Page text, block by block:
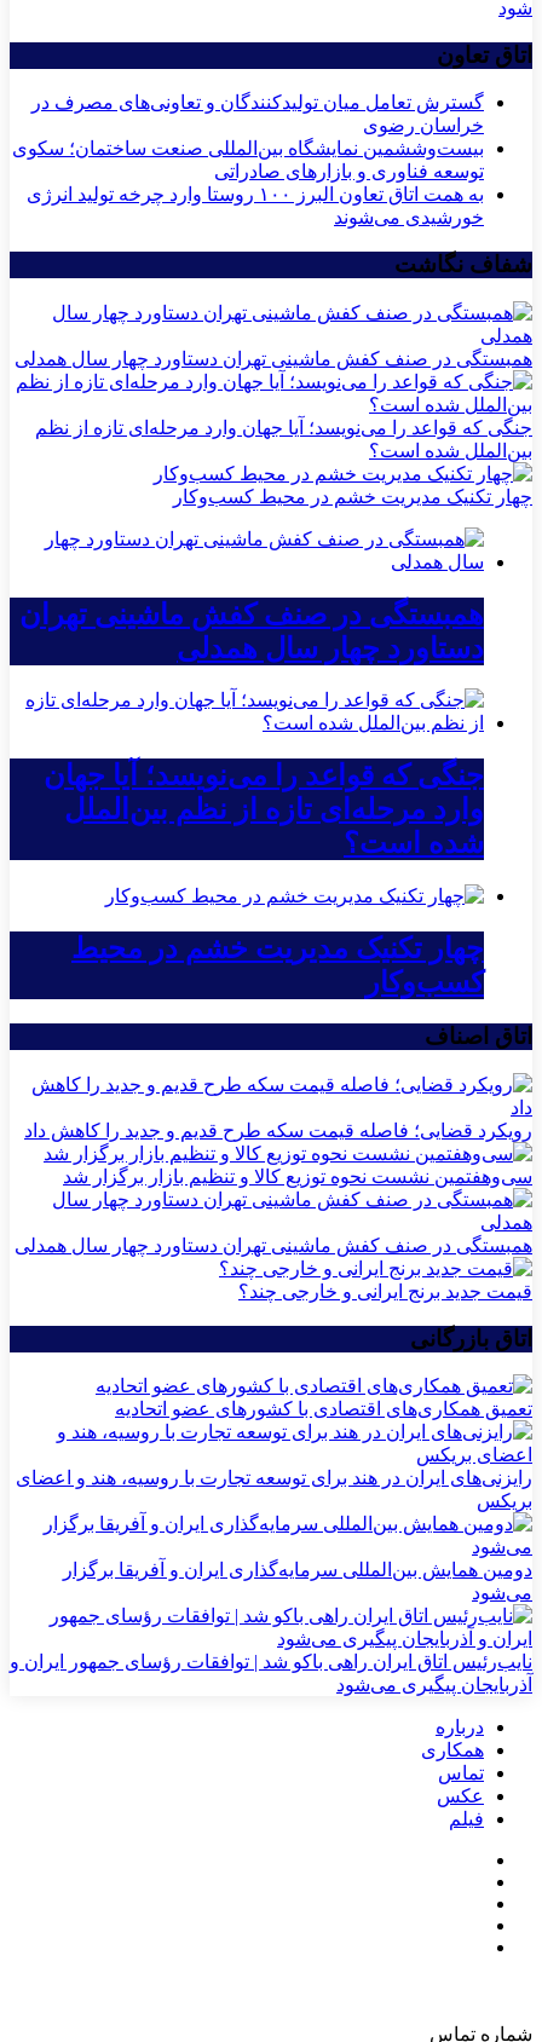
شود
اتاق تعاون
گسترش تعامل میان تولیدکنندگان و تعاونی‌های مصرف در
خراسان رضوی
بیست‌وششمین نمایشگاه بین‌المللی صنعت ساختمان؛ سکوی
توسعه فناوری و بازارهای صادراتی
به همت اتاق تعاون البرز ۱۰۰ روستا وارد چرخه تولید انرژی
خورشیدی می‌شوند
شفاف نگاشت
همبستگی در صنف کفش ماشینی تهران دستاورد چهار سال همدلی
جنگی که قواعد را می‌نویسد؛ آیا جهان وارد مرحله‌ای تازه از نظم
بین‌الملل شده است؟
چهار تکنیک مدیریت خشم در محیط کسب‌وکار
همبستگی در صنف کفش ماشینی تهران
دستاورد چهار سال همدلی
جنگی که قواعد را می‌نویسد؛ آیا جهان
وارد مرحله‌ای تازه از نظم بین‌الملل
شده است؟
چهار تکنیک مدیریت خشم در محیط
کسب‌وکار
اتاق اصناف
رویکرد قضایی؛ فاصله قیمت سکه طرح قدیم و جدید را کاهش داد
سی‌و‌هفتمین نشست نحوه توزیع کالا و تنظیم بازار برگزار شد
همبستگی در صنف کفش ماشینی تهران دستاورد چهار سال همدلی
قیمت جدید برنج ایرانی و خارجی چند؟
اتاق بازرگانی
تعمیق همکاری‌های اقتصادی با کشورهای عضو اتحادیه
رایزنی‌های ایران در هند برای توسعه تجارت با روسیه، هند و اعضای
بریکس
دومین همایش بین‌المللی سرمایه‌گذاری ایران و آفریقا برگزار
می‌شود
نایب‌رئیس اتاق ایران راهی باکو شد | توافقات رؤسای جمهور ایران و
آذربایجان پیگیری می‌شود
درباره
همکاری
تماس
عکس
فیلم
شماره تماس